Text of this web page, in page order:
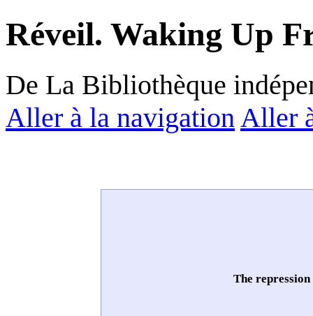
Réveil. Waking Up
De La Bibliothèque
Aller à la navigation Aller
The